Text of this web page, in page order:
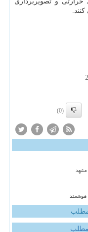
(0)
مشهد
هوشمند
مطلب
مطلب